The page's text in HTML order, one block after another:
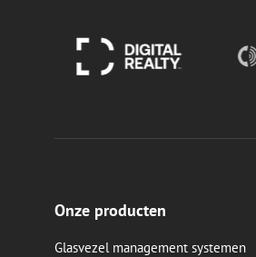
Onze producten
Glasvezel management systemen